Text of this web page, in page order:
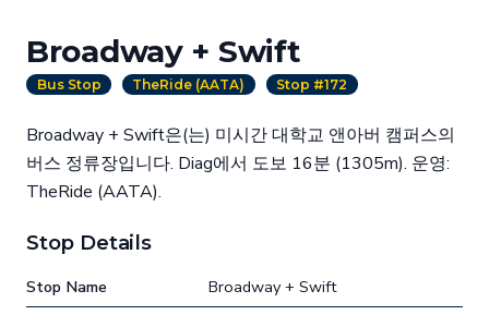
Broadway + Swift
Bus Stop TheRide (AATA) Stop #172
Broadway + Swift은(는) 미시간 대학교 앤아버 캠퍼스의
버스 정류장입니다. Diag에서 도보 16분 (1305m). 운영:
TheRide (AATA).
Stop Details
Stop Name
Broadway + Swift